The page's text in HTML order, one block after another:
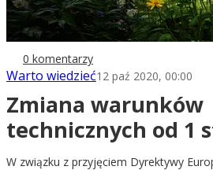
0 komentarzy
Warto wiedzieć12 paź 2020, 00:00
Zmiana warunków
technicznych od 1
W związku z przyjęciem Dyrektywy